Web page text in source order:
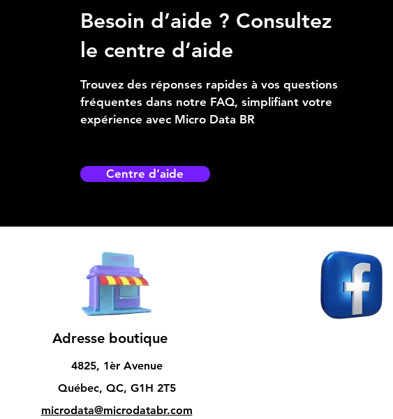
Besoin d’aide ? Consultez
le centre d’aide
Trouvez des réponses rapides à vos questions
fréquentes dans notre FAQ, simplifiant votre
expérience avec Micro Data BR
Centre d’aide
Adresse boutique
4825, 1èr Avenue
Québec, QC, G1H 2T5
microdata@microdatabr.com